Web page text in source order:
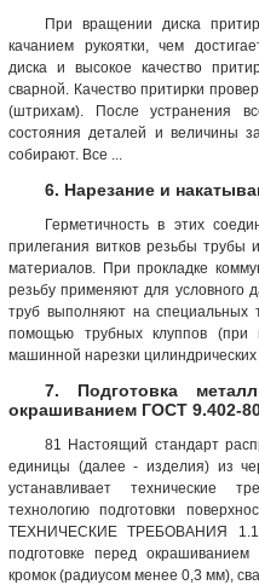
При вращении диска
качанием рукоятки, чем
диска и высокое качество
сварной. Качество притирки
(штрихам). После устранения
состояния деталей и величины
собирают. Все ...
6. Нарезание и
Герметичность в этих
прилегания витков резьбы трубы и
материалов. При прокладке
резьбу применяют для условного
труб выполняют на специальных
помощью трубных клуппов (при
машинной нарезки цилиндрических
7. Подготовка
окрашиванием ГОСТ 9.402-
81 Настоящий стандарт
единицы (далее - изделия) из
устанавливает технические
технологию подготовки
ТЕХНИЧЕСКИЕ ТРЕБОВАНИЯ 1.1.
подготовке перед
кромок (радиусом менее 0,3 мм),